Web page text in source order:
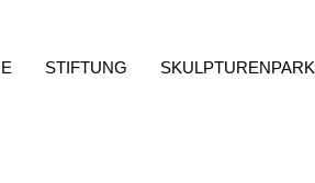
STIFTUNG SKULPTURENPARK